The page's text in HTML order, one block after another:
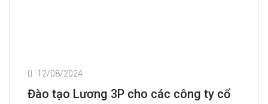
12/08/2024
Đào tạo Lương 3P cho các công ty cổ